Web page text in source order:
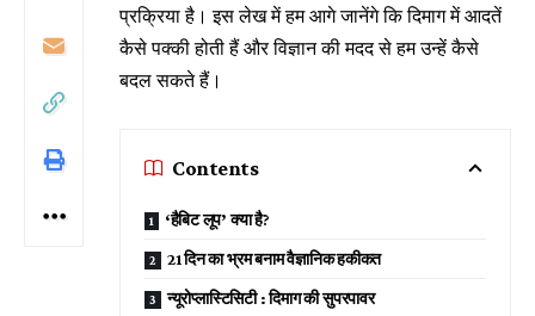
प्रक्रिया है। इस लेख में हम आगे जानेंगे कि दिमाग में आदतें
कैसे पक्की होती हैं और विज्ञान की मदद से हम उन्हें कैसे
बदल सकते हैं।
Contents
‘हैबिट लूप’ क्या है?
21 दिन का भ्रम बनाम वैज्ञानिक हकीकत
न्यूरोप्लास्टिसिटी : दिमाग की सुपरपावर